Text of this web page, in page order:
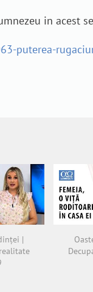
in acest
puterea-
|